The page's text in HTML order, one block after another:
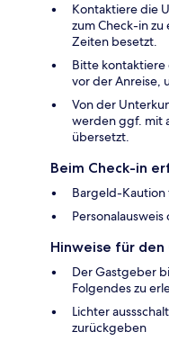
Kontaktiere die
zum Check-in
Zeiten besetzt.
Bitte
vor der Anreise,
Von der
werden ggf. mit
übersetzt.
Beim Check-in
Bargeld-
Hinweise für den
Der Gastgeber
Folgendes zu
Lichter
zurückgeben